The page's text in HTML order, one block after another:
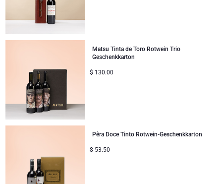
Matsu Tinta de Toro Rotwein Trio
Geschenkkarton
$ 130.00
Pêra Doce Tinto Rotwein-Geschenkkarton
$ 53.50